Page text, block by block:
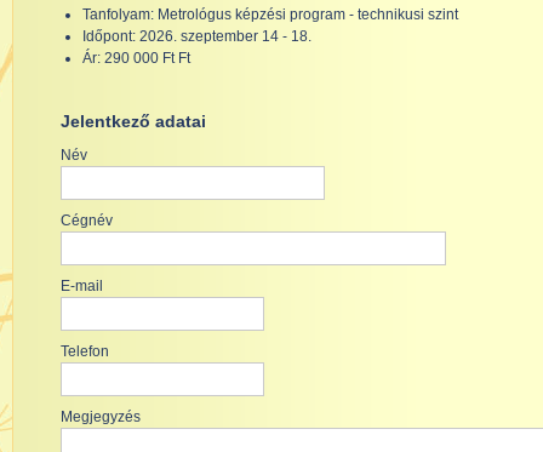
Tanfolyam: Metrológus képzési program - technikusi szint
Időpont: 2026. szeptember 14 - 18.
Ár: 290 000 Ft Ft
Jelentkező adatai
Név
Cégnév
E-mail
Telefon
Megjegyzés